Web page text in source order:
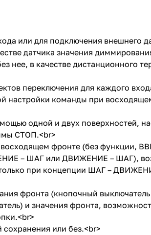
или для подключения внешнего
датчика значения
нее, в качестве дистанционного
переключения для каждого
настройки команды при
одной и двух поверхностей,
СТОП.<br>
фронте (без функции,
– ШАГ или ДВИЖЕНИЕ – ШАГ),
при концепции ШАГ –
фронта (кнопочный
и значения фронта,
или без.<br>